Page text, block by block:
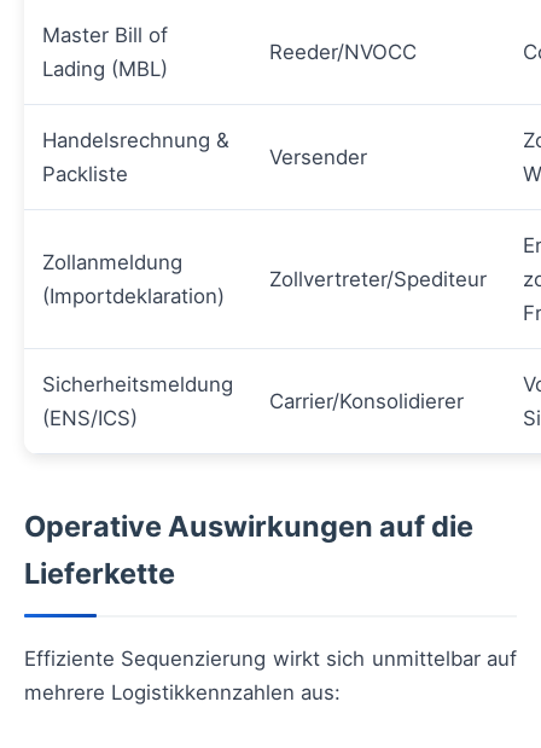
Master Bill of
Lading (MBL)
Reeder/NVOCC
Handelsrechnung &
Packliste
Versender
Zollanmeldung
(Importdeklaration)
Zollvertreter/Spediteur
Sicherheitsmeldung
(ENS/ICS)
Carrier/Konsolidierer
Operative Auswirkungen auf die
Lieferkette
Effiziente Sequenzierung wirkt sich unmittelbar auf
mehrere Logistikkennzahlen aus: